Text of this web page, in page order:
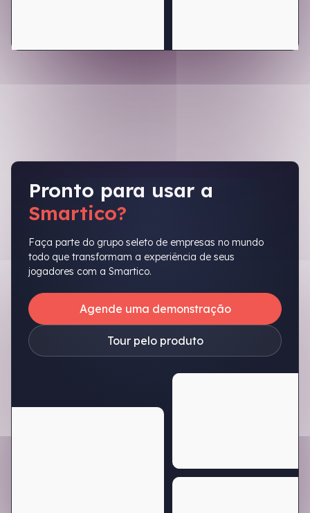
Pronto para usar a
Smartico?
Faça parte do grupo seleto de empresas no mundo
todo que transformam a experiência de seus
jogadores com a Smartico.
Agende uma demonstração
Tour pelo produto